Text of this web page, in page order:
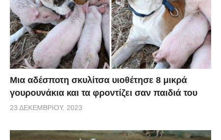
Μια αδέσποτη σκυλίτσα υιοθέτησε 8 μικρά
γουρουνάκια και τα φροντίζει σαν παιδιά του
23 ΔΕΚΕΜΒΡΊΟΥ, 2023